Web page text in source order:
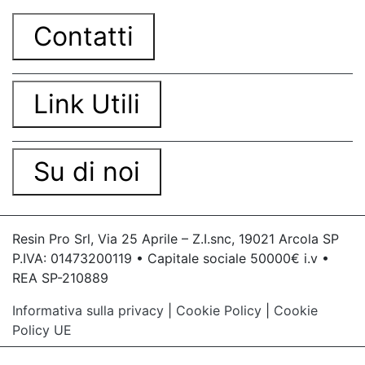
Contatti
Link Utili
Su di noi
Resin Pro Srl, Via 25 Aprile – Z.I.snc, 19021 Arcola SP
P.IVA: 01473200119 • Capitale sociale 50000€ i.v •
REA SP-210889
Informativa sulla privacy
Cookie Policy
Cookie
Policy UE